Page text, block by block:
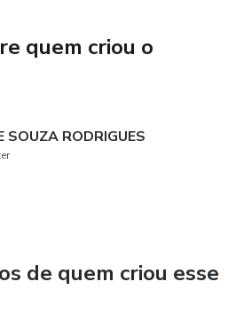
quem criou o
SOUZA RODRIGUES
de quem criou esse